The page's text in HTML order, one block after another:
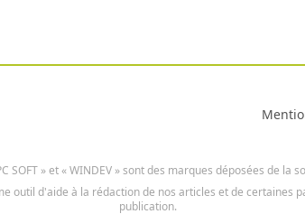
SOFT » et « WINDEV » sont des marques déposées de la
d'aide à la rédaction de nos articles et de certaines
publication.